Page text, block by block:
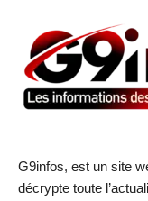
G9infos, est un site
décrypte toute